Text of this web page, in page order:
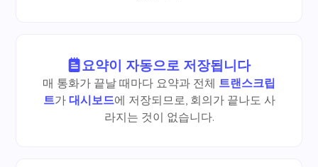
요약이 자동으로 저장됩니다
매 통화가 끝날 때마다 요약과 전체 트랜스크립
트가 대시보드에 저장되므로, 회의가 끝나도 사
라지는 것이 없습니다.